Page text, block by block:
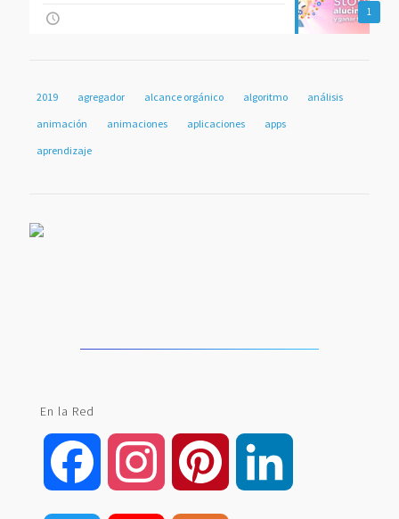
1
2019 agregador alcance orgánico algoritmo
análisis
animación
animaciones aplicaciones
apps
aprendizaje
En la Red
Facebook Instagram Pinterest